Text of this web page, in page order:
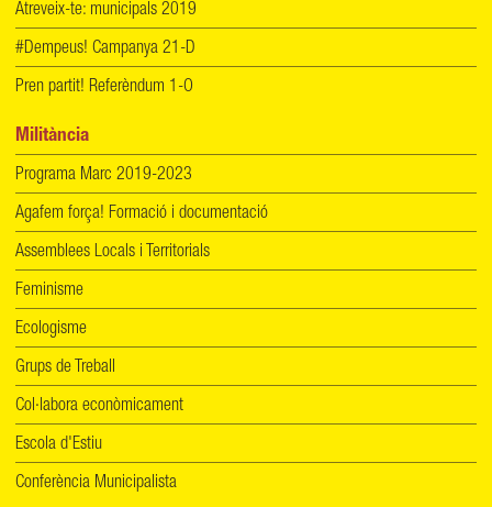
Atreveix-te: municipals 2019
#Dempeus! Campanya 21-D
Pren partit! Referèndum 1-O
Militància
Programa Marc 2019-2023
Agafem força! Formació i documentació
Assemblees Locals i Territorials
Feminisme
Ecologisme
Grups de Treball
Col·labora econòmicament
Escola d'Estiu
Conferència Municipalista